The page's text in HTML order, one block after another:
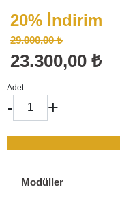
23.300,00 ₺
29.000,00 ₺
20% İndirim
Adet:
- +
Modüller